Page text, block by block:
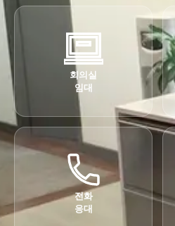
회의실
임대
전화
응대